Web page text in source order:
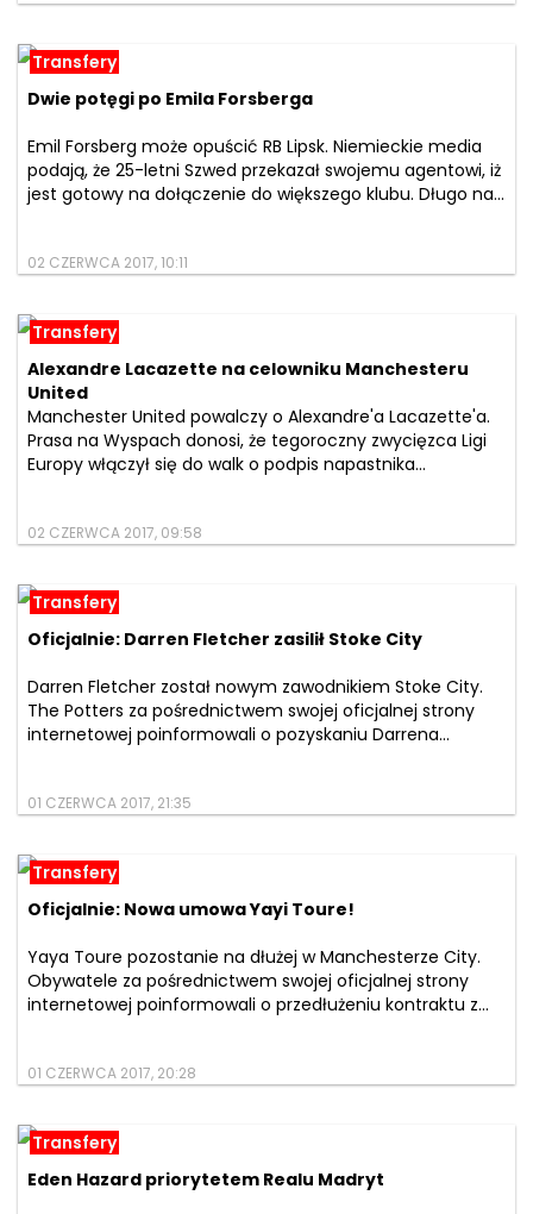
Transfery
Dwie potęgi po Emila Forsberga
Emil Forsberg może opuścić RB Lipsk. Niemieckie media
podają, że 25-letni Szwed przekazał swojemu agentowi, iż
jest gotowy na dołączenie do większego klubu. Długo na...
02 CZERWCA 2017, 10:11
Transfery
Alexandre Lacazette na celowniku Manchesteru
United
Manchester United powalczy o Alexandre'a Lacazette'a.
Prasa na Wyspach donosi, że tegoroczny zwycięzca Ligi
Europy włączył się do walk o podpis napastnika...
02 CZERWCA 2017, 09:58
Transfery
Oficjalnie: Darren Fletcher zasilił Stoke City
Darren Fletcher został nowym zawodnikiem Stoke City.
The Potters za pośrednictwem swojej oficjalnej strony
internetowej poinformowali o pozyskaniu Darrena...
01 CZERWCA 2017, 21:35
Transfery
Oficjalnie: Nowa umowa Yayi Toure!
Yaya Toure pozostanie na dłużej w Manchesterze City.
Obywatele za pośrednictwem swojej oficjalnej strony
internetowej poinformowali o przedłużeniu kontraktu z...
01 CZERWCA 2017, 20:28
Transfery
Eden Hazard priorytetem Realu Madryt